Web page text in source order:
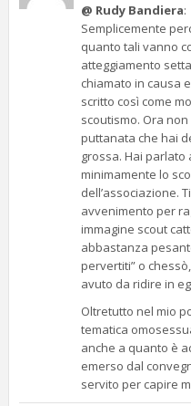
@ Rudy Bandiera:
Semplicemente
quanto tali vanno
atteggiamento
chiamato in causa
scritto così come
scoutismo. Ora
puttanata che hai
grossa. Hai
minimamente lo
dell’associazione.
avvenimento per
immagine scout
abbastanza
pervertiti” o
avuto da ridire in
Oltretutto nel mio
tematica
anche a quanto è
emerso dal
servito per capire